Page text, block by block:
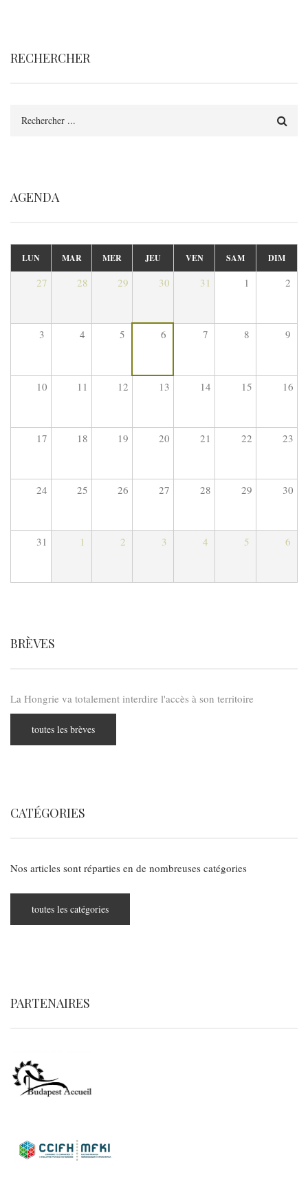
RECHERCHER
AGENDA
LUN MAR MER JEU VEN SAM DIM
27 28 29 30 31 1 2
3 4 5 6 7 8 9
10 11 12 13 14 15 16
17 18 19 20 21 22 23
24 25 26 27 28 29 30
31 1 2 3 4 5 6
BRÈVES
La Hongrie va totalement interdire l'accès à son territoire
toutes les brèves
CATÉGORIES
Nos articles sont réparties en de nombreuses catégories
toutes les catégories
PARTENAIRES